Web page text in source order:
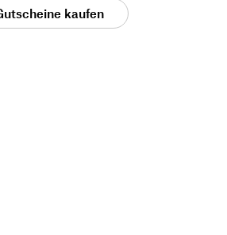
kaufen